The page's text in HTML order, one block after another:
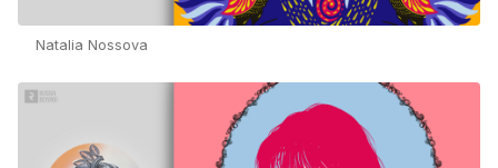
Natalia Nossova